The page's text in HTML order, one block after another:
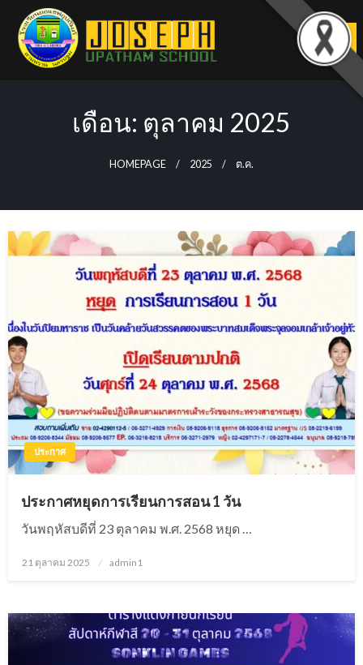
content
เดือน: ตุลาคม 2025
HOMEPAGE 2025 ต.ค.
ประกาศ
ประกาศหยุดการเรียนการสอน 1 วัน
วันพฤหัสบดีที่ 23 ตุลาคม พ.ศ. 2568 หยุด …
Posted
21 ตุลาคม 2025 admin1